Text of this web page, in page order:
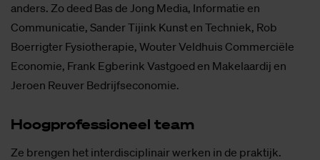
anders. Zo deed Bas de Jong Media, Informatie en
Communicatie, Sander Tijink Kunst en Techniek, Rob
Boerrigter Fysiotherapie, Wouter Veldhuis Commerciële
Economie, Frank Egberink Vastgoed en Makelaardij en
Jeroen Reuver Bedrijfseconomie.
Hoog­pro­fes­si­o­neel team
Ze brengen het interdisciplinair werken in de praktijk.